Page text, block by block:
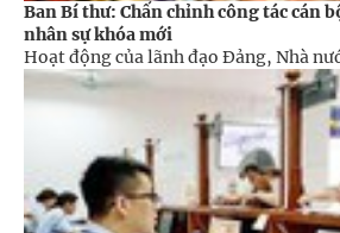
Ban Bí thư: Chấn chỉnh công tác cán
nhân sự khóa mới
Hoạt động của lãnh đạo Đảng, Nhà